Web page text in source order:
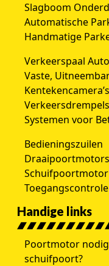
Slagboom
Automatische
Handmatige
Verkeerspaal
Vaste,
Verkeersdrempels
Systemen voor
Bedieningszuilen
Draaipoortmotors
Schuifpoortmotor
Toegangscontrole
Handige links
Poortmotor
schuifpoort?